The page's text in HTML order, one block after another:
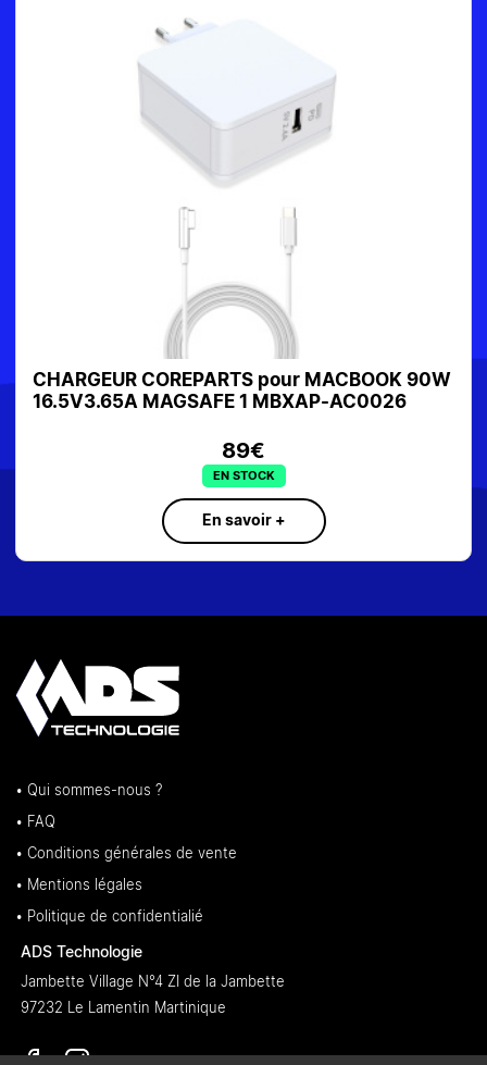
CHARGEUR COREPARTS pour MACBOOK 60W
16.5V3.6A MAGSAFE 2 MBXAP-AC0022
SUR COMMANDE
En savoir +
• Qui sommes-nous ?
• FAQ
• Conditions générales de vente
• Mentions légales
• Politique de confidentialié
ADS Technologie
Jambette Village N°4 ZI de la Jambette
97232 Le Lamentin Martinique